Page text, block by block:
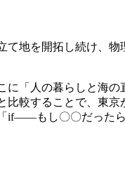
地を開拓し続け、物
「人の暮らしと海の
較することで、東
if——もし〇〇だったら